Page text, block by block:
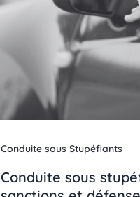
Conduite sous Stupéfiants
Conduite sous